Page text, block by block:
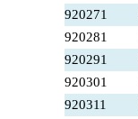
920271
920281
920291
920301
920311